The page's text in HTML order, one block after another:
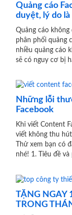
Quảng cáo
duyệt, lý do là
Quảng cáo
phân phối quảng
nhiều quảng cáo
sẽ có nguy cơ bị
Những lỗi
Facebook
Khi viết Content
viết không thu
Thử xem bạn có
nhé! 1. Tiêu đề và
TẶNG NGAY
TRONG